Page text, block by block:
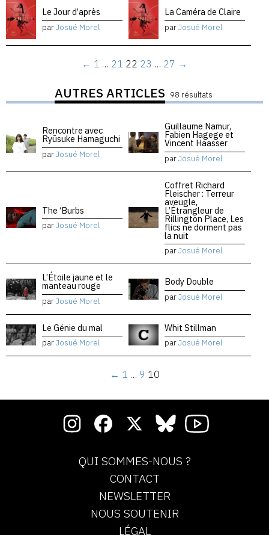
Le Jour d’après
parJosué Morel
La Caméra de Claire
parJosué Morel
← 1 … 21 22 23 … 27 →
AUTRES ARTICLES 98 résultats
Rencontre avec
Ryūsuke Hamaguchi
parJosué Morel
Guillaume Namur,
Fabien Hagege et
Vincent Haasser
parJosué Morel
The ‘Burbs
parJosué Morel
Coffret Richard
Fleischer : Terreur
aveugle,
L’Étrangleur de
Rillington Place, Les
flics ne dorment pas
la nuit
parJosué Morel
L’Étoile jaune et le
manteau rouge
parJosué Morel
Body Double
parJosué Morel
Le Génie du mal
parJosué Morel
Whit Stillman
parJosué Morel
← 1 … 9 10
QUI SOMMES-NOUS ?
CONTACT
NEWSLETTER
NOUS SOUTENIR
LÉGAL